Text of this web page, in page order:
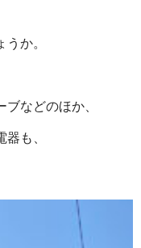
か。
などのほか、
も、